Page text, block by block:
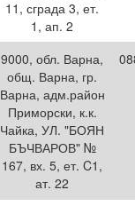
11, сграда 3, ет.
1, ап. 2
9000, обл. Варна,
общ. Варна, гр.
Варна, адм.район
Приморски, к.к.
Чайка, УЛ. "БОЯН
БЪЧВАРОВ" №
167, вх. 5, ет. C1,
ат. 22